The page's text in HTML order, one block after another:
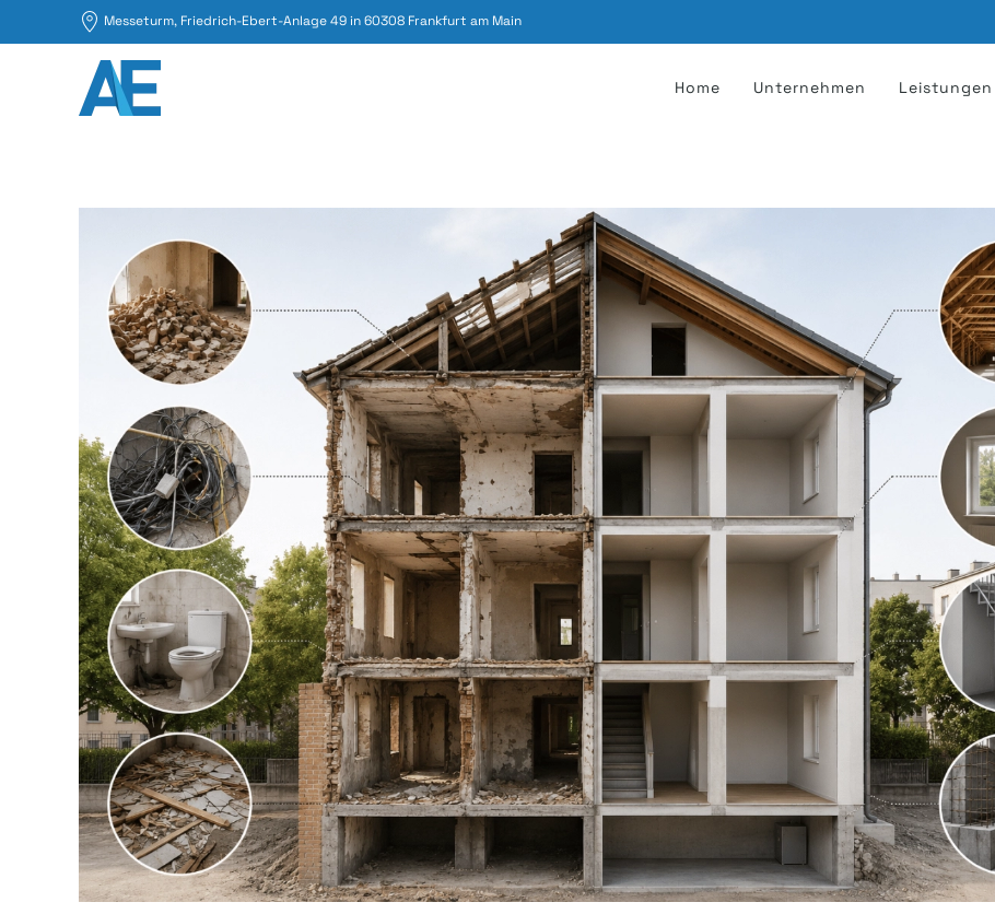
Messeturm, Friedrich-Ebert-Anlage 49 in 60308 Frankfurt am Main
Home Unternehmen Leistungen